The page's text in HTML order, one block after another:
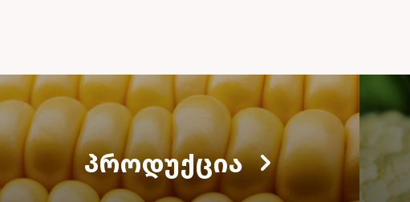
ᲞᲠᲝᲓᲣᲥᲪᲘᲐ